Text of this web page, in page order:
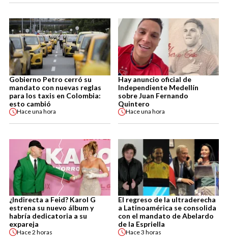
Gobierno Petro cerró su
mandato con nuevas reglas
para los taxis en Colombia:
esto cambió
Haceuna hora
Hay anuncio oficial de
Independiente Medellín
sobre Juan Fernando
Quintero
Haceuna hora
¿Indirecta a Feid? Karol G
estrena su nuevo álbum y
habría dedicatoria a su
expareja
Hace2 horas
El regreso de la ultraderecha
a Latinoamérica se consolida
con el mandato de Abelardo
de la Espriella
Hace3 horas